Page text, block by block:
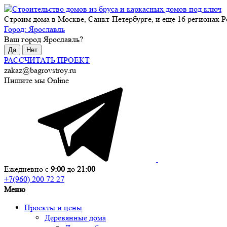
Строим дома в Москве, Санкт-Петербурге, и еще 16 регионах
Город:Ярославль
Ваш городЯрославль?
Да Нет
РАССЧИТАТЬ ПРОЕКТ
zakaz@bagrovstroy.ru
Пишите мы Online
Ежедневно с 9:00 до 21:00
+7(960) 200 72 27
Меню
Проекты и цены
Деревянные дома